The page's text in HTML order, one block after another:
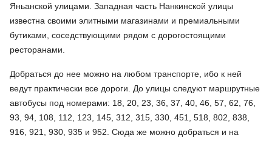
Яньанской улицами. Западная часть Нанкинской улицы
известна своими элитными магазинами и премиальными
бутиками, соседствующими рядом с дорогостоящими
ресторанами.
Добраться до нее можно на любом транспорте, ибо к ней
ведут практически все дороги. До улицы следуют маршрутные
автобусы под номерами: 18, 20, 23, 36, 37, 40, 46, 57, 62, 76,
93, 94, 108, 112, 123, 145, 312, 315, 330, 451, 518, 802, 838,
916, 921, 930, 935 и 952. Сюда же можно добраться и на